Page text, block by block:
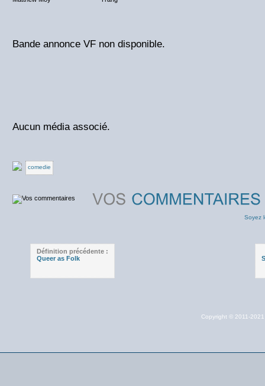
Bande annonce VF non disponible.
Aucun média associé.
comedie
Soyez
Définition précédente :
Queer as Folk
Copyright © 2011-